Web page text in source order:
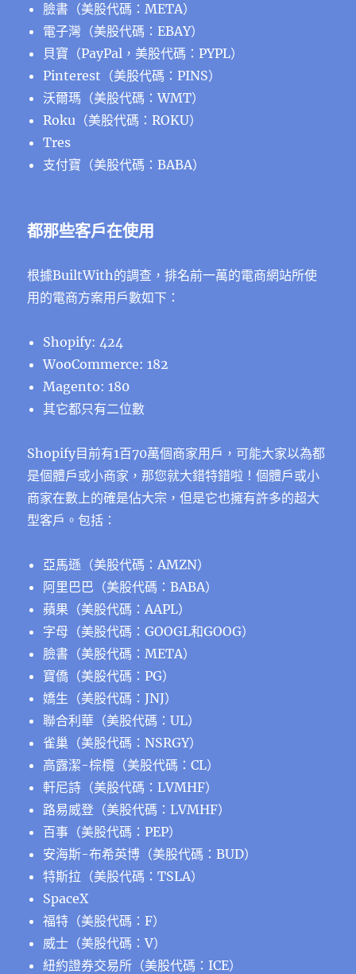
臉書（美股代碼：META）
電子灣（美股代碼：EBAY）
貝寶（PayPal，美股代碼：PYPL）
Pinterest（美股代碼：PINS）
沃爾瑪（美股代碼：WMT）
Roku（美股代碼：ROKU）
Tres
支付寶（美股代碼：BABA）
都那些客戶在使用
根據BuiltWith的調查，排名前一萬的電商網站所使
用的電商方案用戶數如下：
Shopify: 424
WooCommerce: 182
Magento: 180
其它都只有二位數
Shopify目前有1百70萬個商家用戶，可能大家以為都
是個體戶或小商家，那您就大錯特錯啦！個體戶或小
商家在數上的確是佔大宗，但是它也擁有許多的超大
型客戶。包括：
亞馬遜（美股代碼：AMZN）
阿里巴巴（美股代碼：BABA）
蘋果（美股代碼：AAPL）
字母（美股代碼：GOOGL和GOOG）
臉書（美股代碼：META）
寶僑（美股代碼：PG）
嬌生（美股代碼：JNJ）
聯合利華（美股代碼：UL）
雀巢（美股代碼：NSRGY）
高露潔-棕欖（美股代碼：CL）
軒尼詩（美股代碼：LVMHF）
路易威登（美股代碼：LVMHF）
百事（美股代碼：PEP）
安海斯-布希英博（美股代碼：BUD）
特斯拉（美股代碼：TSLA）
SpaceX
福特（美股代碼：F）
威士（美股代碼：V）
紐約證券交易所（美股代碼：ICE）